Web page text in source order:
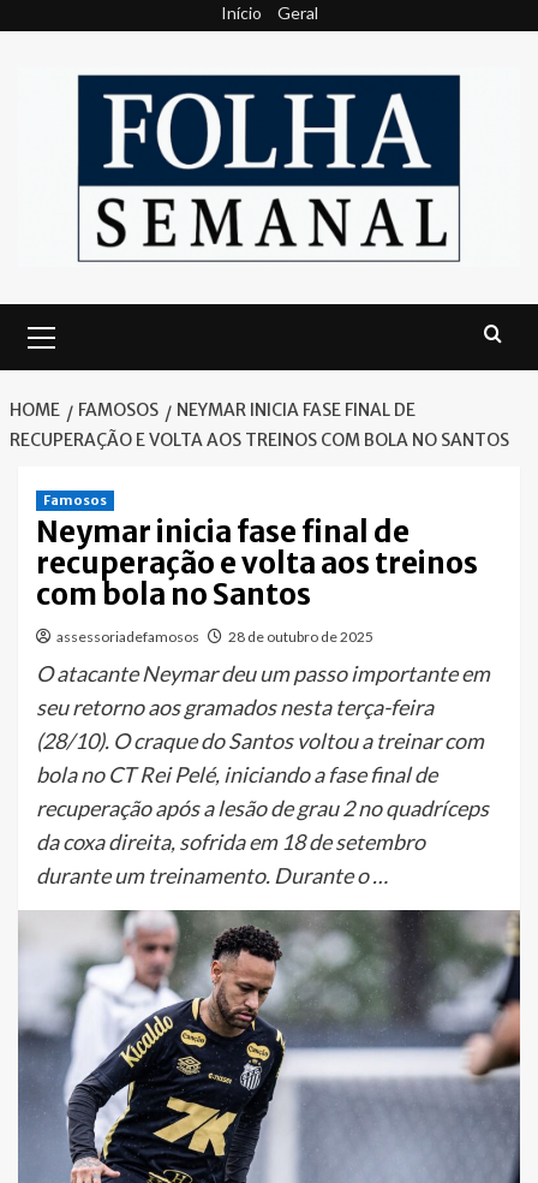
Início Geral
Menu
HOME FAMOSOS
NEYMAR INICIA FASE FINAL DE
RECUPERAÇÃO E VOLTA AOS TREINOS COM BOLA NO SANTOS
Famosos
Neymar inicia fase final de
recuperação e volta aos treinos
com bola no Santos
assessoriadefamosos 28 de outubro de 2025
O atacante Neymar deu um passo importante em
seu retorno aos gramados nesta terça-feira
(28/10). O craque do Santos voltou a treinar com
bola no CT Rei Pelé, iniciando a fase final de
recuperação após a lesão de grau 2 no quadríceps
da coxa direita, sofrida em 18 de setembro
durante um treinamento. Durante o …